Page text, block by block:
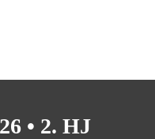
• 2. HJ